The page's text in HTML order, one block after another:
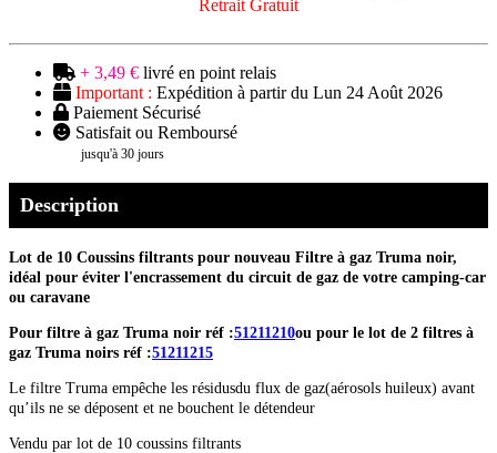
Retrait Gratuit
+ 3,49 € livré en point relais
Important : Expédition à partir du Lun 24 Août 2026
Paiement Sécurisé
Satisfait ou Remboursé
jusqu'à 30 jours
Description
Lot de 10 Coussins filtrants pour nouveau Filtre à gaz Truma noir,
idéal pour éviter l'encrassement du circuit de gaz de votre camping-car
ou caravane
Pour filtre à gaz Truma noir réf :51211210ou pour le lot de 2 filtres à
gaz Truma noirs réf :51211215
Le filtre Truma empêche les résidusdu flux de gaz(aérosols huileux) avant
qu’ils ne se déposent et ne bouchent le détendeur
Vendu par lot de 10 coussins filtrants